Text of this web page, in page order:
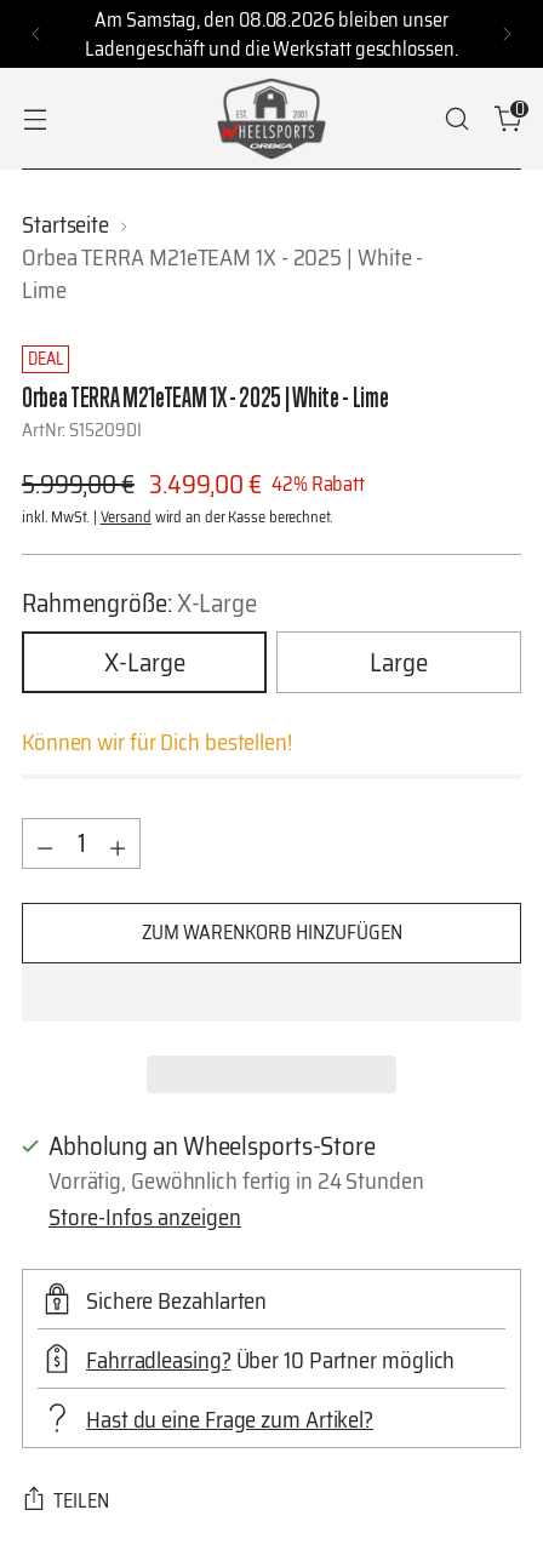
Am Samstag, den 08.08.2026 bleiben unser
Ladengeschäft und die Werkstatt geschlossen.
0
Startseite
Orbea TERRA M21eTEAM 1X - 2025 | White -
Lime
DEAL
Orbea TERRA M21eTEAM 1X - 2025 | White - Lime
ArtNr: S15209DI
Regulärer
Preis
5.999,00 € 3.499,00 € 42% Rabatt
inkl. MwSt. | Versand wird an der Kasse berechnet.
Rahmengröße:X-Large
X-Large
Large
Können wir für Dich bestellen!
Menge
Menge
ZUM WARENKORB HINZUFÜGEN
Abholung an Wheelsports-Store
Vorrätig, Gewöhnlich fertig in 24 Stunden
Store-Infos anzeigen
Sichere Bezahlarten
Fahrradleasing? Über 10 Partner möglich
Hast du eine Frage zum Artikel?
TEILEN